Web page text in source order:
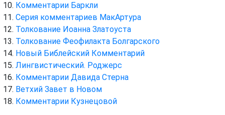
Комментарии Баркли
Серия комментариев МакАртура
Толкование Иоанна Златоуста
Толкование Феофилакта Болгарского
Новый Библейский Комментарий
Лингвистический. Роджерс
Комментарии Давида Стерна
Ветхий Завет в Новом
Комментарии Кузнецовой